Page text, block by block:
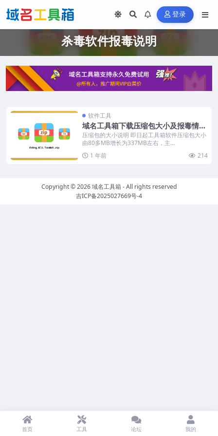
登录
杀毒软件报毒说明
软件工具
域名工具箱下载压缩包大小及报毒情况
说明
压缩包的大小说明 即日起工具箱软件压缩包大小
由80多MB增长为337MB左右，主...
1 年前
214
Copyright © 2026域名工具箱 - All rights reserved
吉ICP备2025027669号-4
首页 工具 论坛 我的